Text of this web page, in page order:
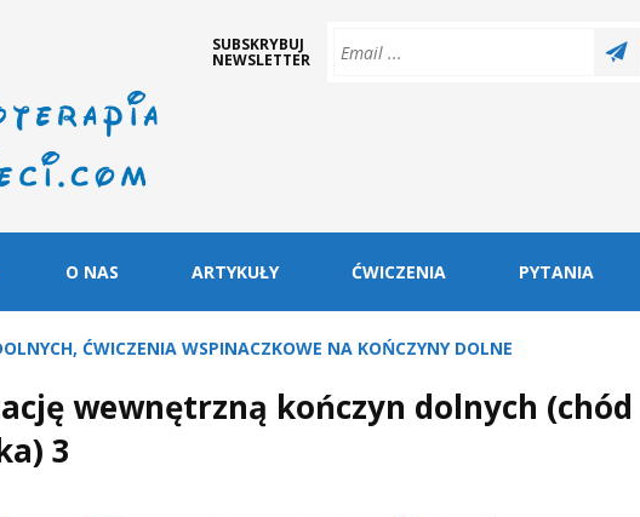
SUBSKRYBUJ
NEWSLETTER
O NAS ARTYKUŁY ĆWICZENIA PYTANIA
, ĆWICZENIA WSPINACZKOWE NA KOŃCZYNY DOLNE
wewnętrzną kończyn dolnych (chód
3